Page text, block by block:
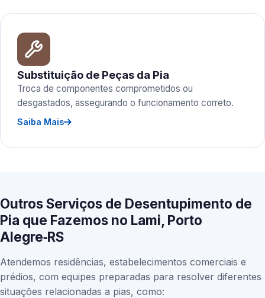
Substituição de Peças da Pia
Troca de componentes comprometidos ou
desgastados, assegurando o funcionamento correto.
Saiba Mais
Outros Serviços de Desentupimento de
Pia que Fazemos no Lami, Porto
Alegre‑RS
Atendemos residências, estabelecimentos comerciais e
prédios, com equipes preparadas para resolver diferentes
situações relacionadas a pias, como: